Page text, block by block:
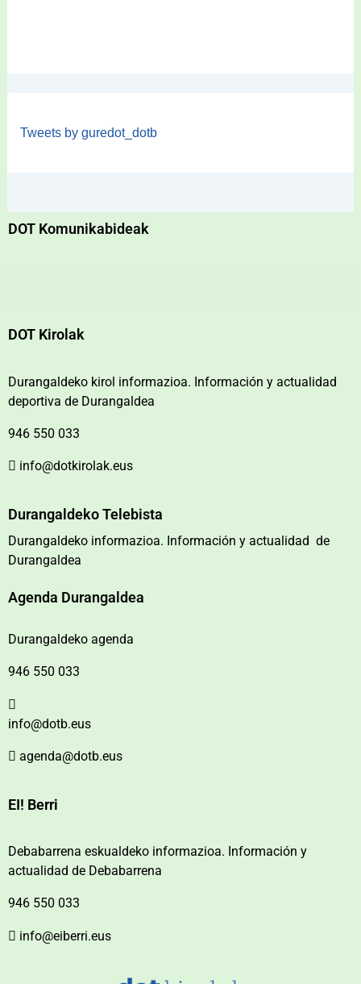
Tweets by guredot_dotb
DOT Komunikabideak
DOT Kirolak
Durangaldeko kirol informazioa. Información y actualidad
deportiva de Durangaldea
946 550 033
info@dotkirolak.eus
Durangaldeko Telebista
Durangaldeko informazioa. Información y actualidad de
Durangaldea
Agenda Durangaldea
Durangaldeko agenda
946 550 033
info@dotb.eus
agenda@dotb.eus
EI! Berri
Debabarrena eskualdeko informazioa. Información y
actualidad de Debabarrena
946 550 033
info@eiberri.eus